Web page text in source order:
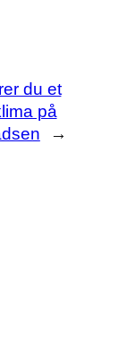
du et
på
→